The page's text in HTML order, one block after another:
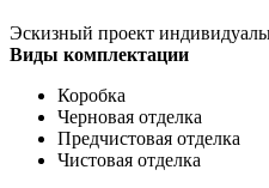
Эскизный проект
Виды комплектации
Коробка
Черновая отделка
Предчистовая отделка
Чистовая отделка